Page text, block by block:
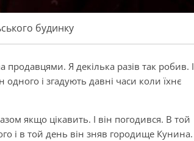
будинку
Я декілька разів так робив. І
і згадують давні часи коли їхнє
якщо цікавить. І він погодився. В той
і в той день він зняв городище Кунина.